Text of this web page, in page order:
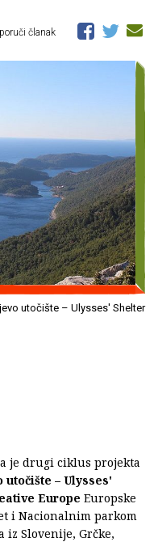
članak
utočište – Ulysses' Shelter
je drugi ciklus projekta
utočište – Ulysses'
Europe Europske
i Nacionalnim parkom
Slovenije, Grčke,